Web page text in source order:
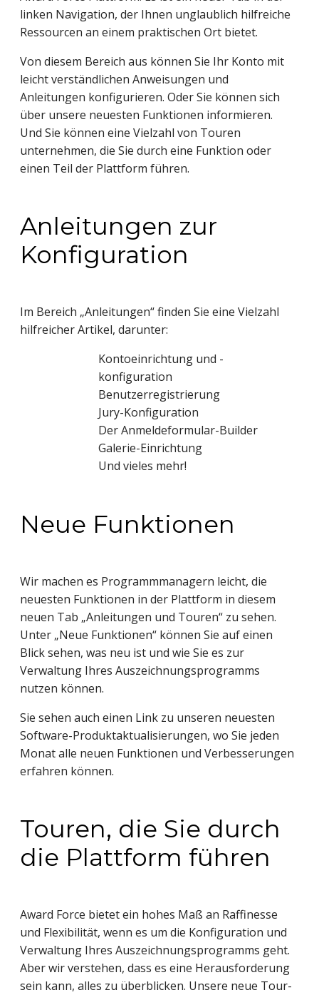
linken Navigation, der Ihnen unglaublich hilfreiche
Ressourcen an einem praktischen Ort bietet.
Von diesem Bereich aus können Sie Ihr Konto mit
leicht verständlichen Anweisungen und
Anleitungen konfigurieren. Oder Sie können sich
über unsere neuesten Funktionen informieren.
Und Sie können eine Vielzahl von Touren
unternehmen, die Sie durch eine Funktion oder
einen Teil der Plattform führen.
Anleitungen zur
Konfiguration
Im Bereich „Anleitungen“ finden Sie eine Vielzahl
hilfreicher Artikel, darunter:
Kontoeinrichtung und -
konfiguration
Benutzerregistrierung
Jury-Konfiguration
Der Anmeldeformular-Builder
Galerie-Einrichtung
Und vieles mehr!
Neue Funktionen
Wir machen es Programmmanagern leicht, die
neuesten Funktionen in der Plattform in diesem
neuen Tab „Anleitungen und Touren“ zu sehen.
Unter „Neue Funktionen“ können Sie auf einen
Blick sehen, was neu ist und wie Sie es zur
Verwaltung Ihres Auszeichnungsprogramms
nutzen können.
Sie sehen auch einen Link zu unseren neuesten
Software-Produktaktualisierungen, wo Sie jeden
Monat alle neuen Funktionen und Verbesserungen
erfahren können.
Touren, die Sie durch
die Plattform führen
Award Force bietet ein hohes Maß an Raffinesse
und Flexibilität, wenn es um die Konfiguration und
Verwaltung Ihres Auszeichnungsprogramms geht.
Aber wir verstehen, dass es eine Herausforderung
sein kann, alles zu überblicken. Unsere neue Tour-